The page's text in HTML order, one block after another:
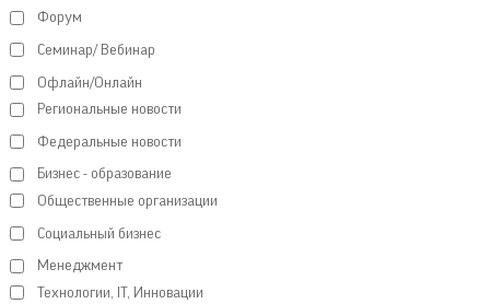
Форум
Семинар/ Вебинар
Офлайн/Онлайн
Региональные новости
Федеральные новости
Бизнес - образование
Общественные организации
Социальный бизнес
Менеджмент
Технологии, IT, Инновации